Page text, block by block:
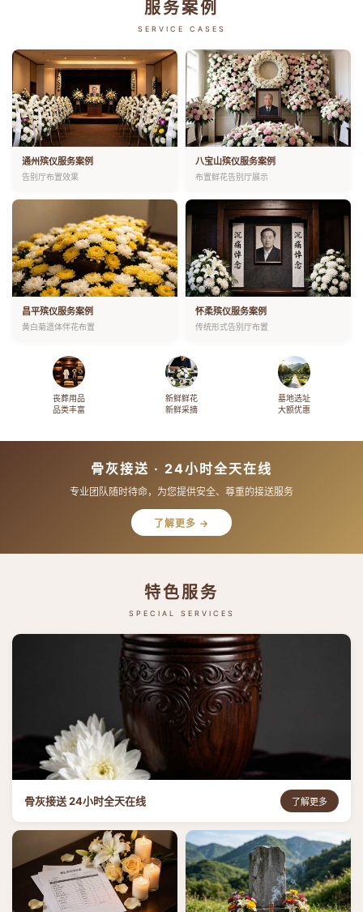
服务案例
SERVICE CASES
通州殡仪服务案例
告别厅布置效果
八宝山殡仪服务案例
布置鲜花告别厅展示
昌平殡仪服务案例
黄白菊遗体伴花布置
怀柔殡仪服务案例
传统形式告别厅布置
丧葬用品
品类丰富
新鲜鲜花
新鲜采摘
墓地选址
大额优惠
骨灰接送 · 24小时全天在线
专业团队随时待命，为您提供安全、尊重的接送服务
了解更多 →
特色服务
SPECIAL SERVICES
骨灰接送 24小时全天在线 了解更多